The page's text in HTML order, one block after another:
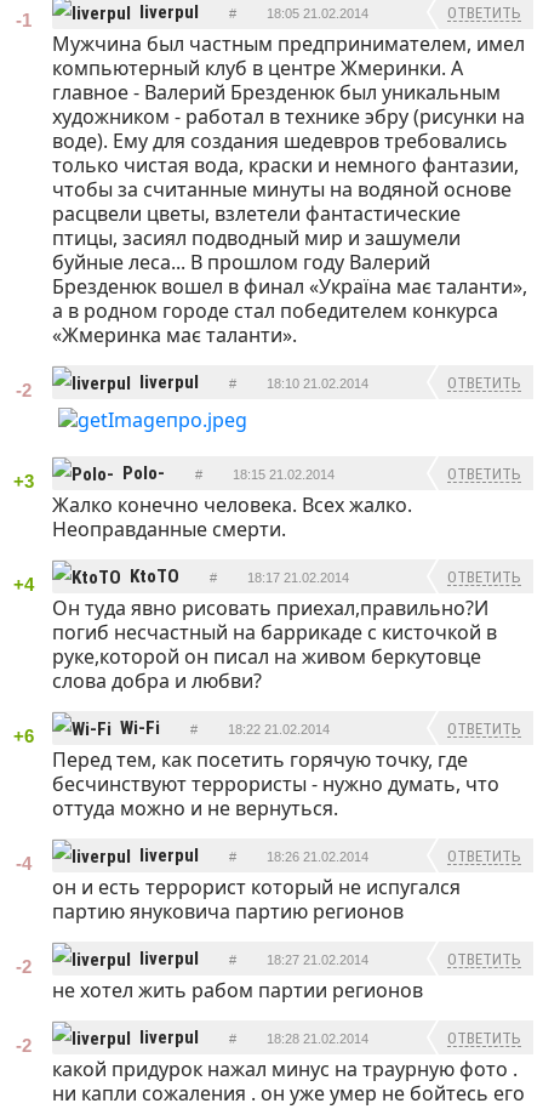
-1 liverpul # 18:05 21.02.2014 ОТВЕТИТЬ
Мужчина был частным предпринимателем, имел
компьютерный клуб в центре Жмеринки. А
главное - Валерий Брезденюк был уникальным
художником - работал в технике эбру (рисунки на
воде). Ему для создания шедевров требовались
только чистая вода, краски и немного фантазии,
чтобы за считанные минуты на водяной основе
расцвели цветы, взлетели фантастические
птицы, засиял подводный мир и зашумели
буйные леса... В прошлом году Валерий
Брезденюк вошел в финал «Україна має таланти»,
а в родном городе стал победителем конкурса
«Жмеринка має таланти».
-2 liverpul # 18:10 21.02.2014 ОТВЕТИТЬ
+3 Polo- # 18:15 21.02.2014 ОТВЕТИТЬ
Жалко конечно человека. Всех жалко.
Неоправданные смерти.
+4 KtoTO # 18:17 21.02.2014 ОТВЕТИТЬ
Он туда явно рисовать приехал,правильно?И
погиб несчастный на баррикаде с кисточкой в
руке,которой он писал на живом беркутовце
слова добра и любви?
+6 Wi-Fi # 18:22 21.02.2014 ОТВЕТИТЬ
Перед тем, как посетить горячую точку, где
бесчинствуют террористы - нужно думать, что
оттуда можно и не вернуться.
-4 liverpul # 18:26 21.02.2014 ОТВЕТИТЬ
он и есть террорист который не испугался
партию януковича партию регионов
-2 liverpul # 18:27 21.02.2014 ОТВЕТИТЬ
не хотел жить рабом партии регионов
-2 liverpul # 18:28 21.02.2014 ОТВЕТИТЬ
какой придурок нажал минус на траурную фото .
ни капли сожаления . он уже умер не бойтесь его